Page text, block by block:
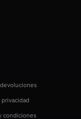
condiciones